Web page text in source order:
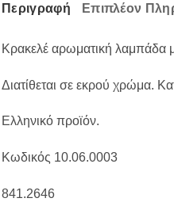
Περιγραφή Επιπλέον
Κρακελέ αρωματική λαμπάδα
Διατίθεται σε εκρού χρώμα.
Ελληνικό προϊόν.
Κωδικός 10.06.0003
841.2646